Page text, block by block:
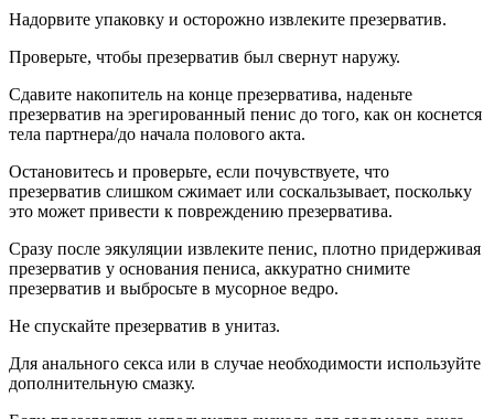
Надорвите упаковку и осторожно извлеките презерватив.
Проверьте, чтобы презерватив был свернут наружу.
Сдавите накопитель на конце презерватива, наденьте
презерватив на эрегированный пенис до того, как он коснется
тела партнера/до начала полового акта.
Остановитесь и проверьте, если почувствуете, что
презерватив слишком сжимает или соскальзывает, поскольку
это может привести к повреждению презерватива.
Сразу после эякуляции извлеките пенис, плотно придерживая
презерватив у основания пениса, аккуратно снимите
презерватив и выбросьте в мусорное ведро.
Не спускайте презерватив в унитаз.
Для анального секса или в случае необходимости используйте
дополнительную смазку.